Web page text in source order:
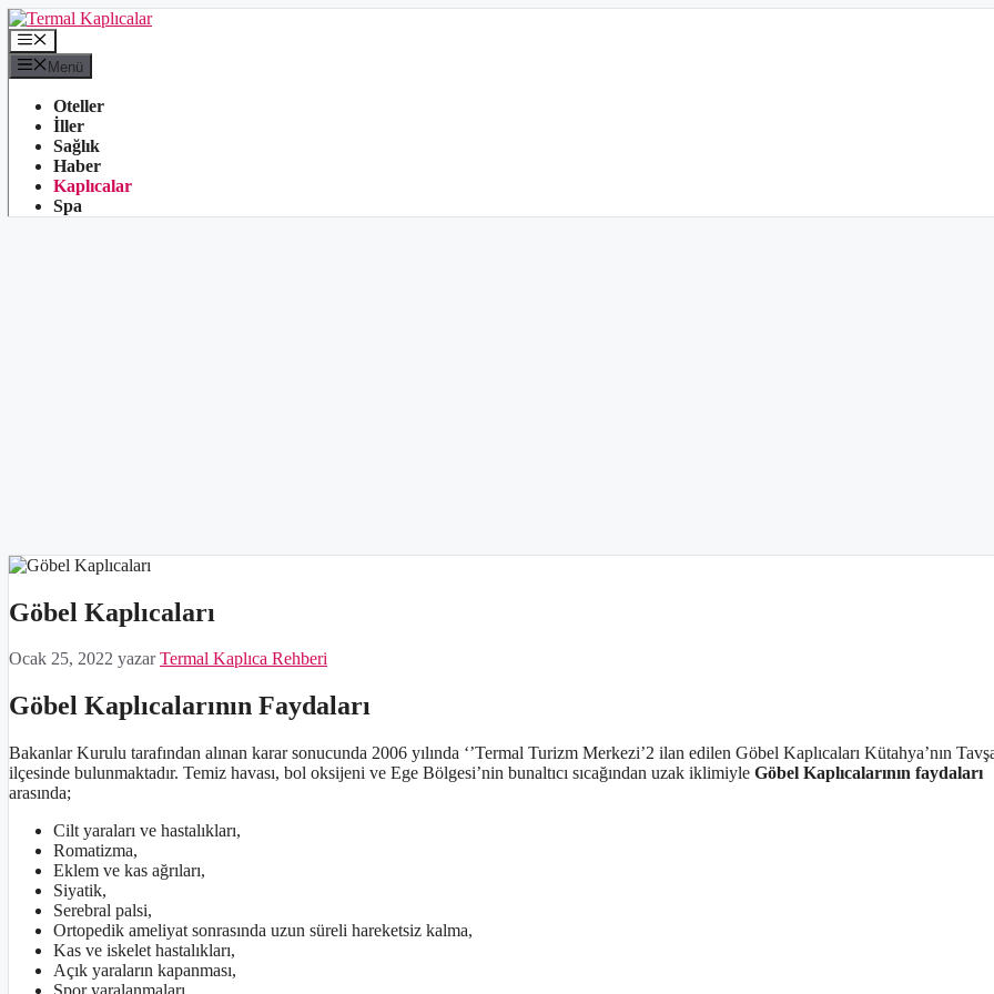
İçeriğe
atla
Menü
Menü
Oteller
İller
Sağlık
Haber
Kaplıcalar
Spa
Göbel Kaplıcaları
Ocak 25, 2022 yazarTermal Kaplıca Rehberi
Göbel Kaplıcalarının Faydaları
Bakanlar Kurulu tarafından alınan karar sonucunda 2006 yılında ‘’Termal Turizm Merkezi’2 ilan edilen Göbel Kaplıcaları Kütahya’nın
ilçesinde bulunmaktadır. Temiz havası, bol oksijeni ve Ege Bölgesi’nin bunaltıcı sıcağından uzak iklimiyle Göbel Kaplıcalarının faydaları
arasında;
Cilt yaraları ve hastalıkları,
Romatizma,
Eklem ve kas ağrıları,
Siyatik,
Serebral palsi,
Ortopedik ameliyat sonrasında uzun süreli hareketsiz kalma,
Kas ve iskelet hastalıkları,
Açık yaraların kapanması,